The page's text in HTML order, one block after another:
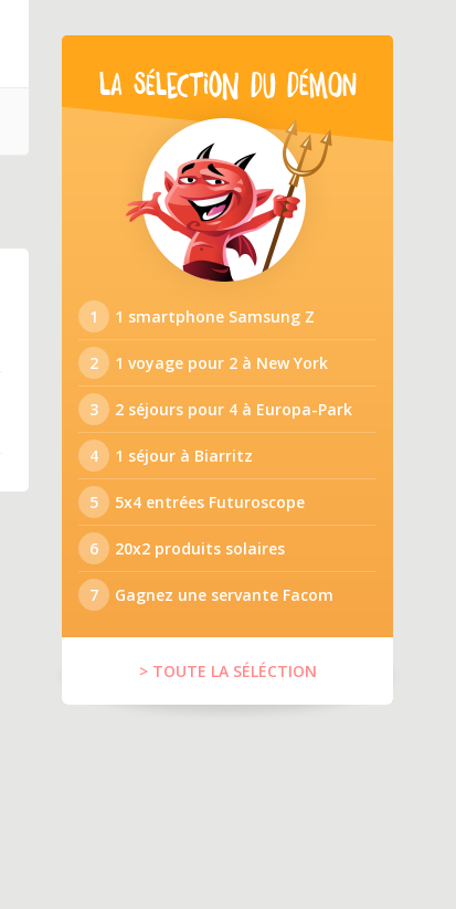
LA SÉLECTION DU DÉMON
1 1 smartphone Samsung Z
2 1 voyage pour 2 à New York
3 2 séjours pour 4 à Europa-Park
4 1 séjour à Biarritz
5 5x4 entrées Futuroscope
6 20x2 produits solaires
7 Gagnez une servante Facom
> TOUTE LA SÉLÉCTION